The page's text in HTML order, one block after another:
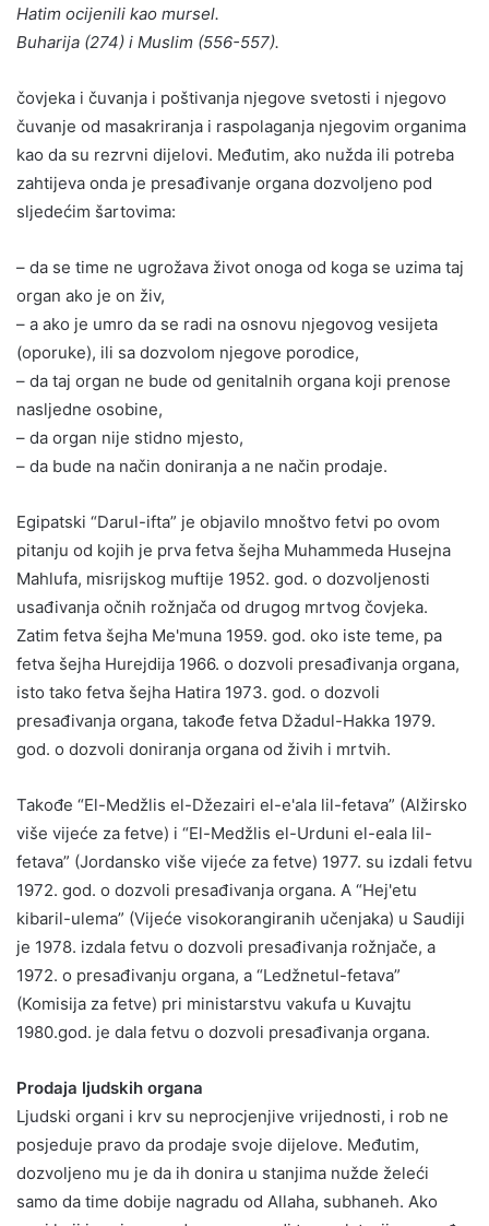
Hatim ocijenili kao mursel.
Buharija (274) i Muslim (556-557).
čovjeka i čuvanja i poštivanja njegove svetosti i njegovo
čuvanje od masakriranja i raspolaganja njegovim organima
kao da su rezrvni dijelovi. Međutim, ako nužda ili potreba
zahtijeva onda je presađivanje organa dozvoljeno pod
sljedećim šartovima:
– da se time ne ugrožava život onoga od koga se uzima taj
organ ako je on živ,
– a ako je umro da se radi na osnovu njegovog vesijeta
(oporuke), ili sa dozvolom njegove porodice,
– da taj organ ne bude od genitalnih organa koji prenose
nasljedne osobine,
– da organ nije stidno mjesto,
– da bude na način doniranja a ne način prodaje.
Egipatski “Darul-ifta” je objavilo mnoštvo fetvi po ovom
pitanju od kojih je prva fetva šejha Muhammeda Husejna
Mahlufa, misrijskog muftije 1952. god. o dozvoljenosti
usađivanja očnih rožnjača od drugog mrtvog čovjeka.
Zatim fetva šejha Me'muna 1959. god. oko iste teme, pa
fetva šejha Hurejdija 1966. o dozvoli presađivanja organa,
isto tako fetva šejha Hatira 1973. god. o dozvoli
presađivanja organa, takođe fetva Džadul-Hakka 1979.
god. o dozvoli doniranja organa od živih i mrtvih.
Takođe “El-Medžlis el-Džezairi el-e'ala lil-fetava” (Alžirsko
više vijeće za fetve) i “El-Medžlis el-Urduni el-eala lil-
fetava” (Jordansko više vijeće za fetve) 1977. su izdali fetvu
1972. god. o dozvoli presađivanja organa. A “Hej'etu
kibaril-ulema” (Vijeće visokorangiranih učenjaka) u Saudiji
je 1978. izdala fetvu o dozvoli presađivanja rožnjače, a
1972. o presađivanju organa, a “Ledžnetul-fetava”
(Komisija za fetve) pri ministarstvu vakufa u Kuvajtu
1980.god. je dala fetvu o dozvoli presađivanja organa.
Prodaja ljudskih organa
Ljudski organi i krv su neprocjenjive vrijednosti, i rob ne
posjeduje pravo da prodaje svoje dijelove. Međutim,
dozvoljeno mu je da ih donira u stanjima nužde želeći
samo da time dobije nagradu od Allaha, subhaneh. Ako